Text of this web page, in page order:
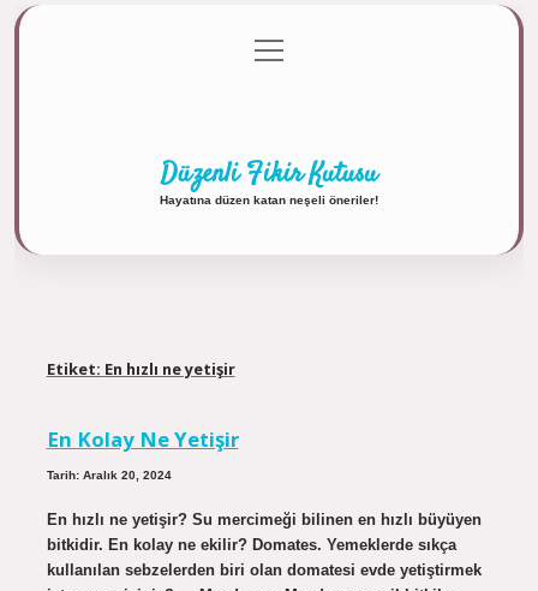
Gizlilik Politikası
menüyü
aç
Düzenli Fikir Kutusu
Hayatına düzen katan neşeli öneriler!
Etiket: En hızlı ne yetişir
En Kolay Ne Yetişir
Tarih: Aralık 20, 2024
En hızlı ne yetişir? Su mercimeği bilinen en hızlı büyüyen
bitkidir. En kolay ne ekilir? Domates. Yemeklerde sıkça
kullanılan sebzelerden biri olan domatesi evde yetiştirmek